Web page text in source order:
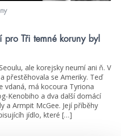
pro Tři temné koruny byl
ale korejsky neumí ani ň. V
přestěhovala se Ameriky. Teď
vdaná, má kocoura Tyriona
Kenobiho a dva další domácí
a Armpit McGee. Její příběhy
jídlo, které […]